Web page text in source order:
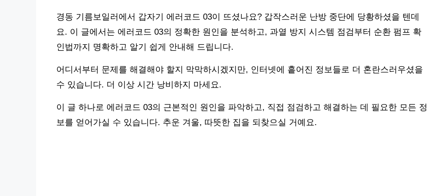
경동 기름보일러에서 갑자기 에러코드 03이 뜨셨나요? 갑작스러운 난방 중단에 당황하셨을 텐데
요. 이 글에서는 에러코드 03의 정확한 원인을 분석하고, 과열 방지 시스템 점검부터 순환 펌프 확
인법까지 명확하고 알기 쉽게 안내해 드립니다.
어디서부터 문제를 해결해야 할지 막막하시겠지만, 인터넷에 흩어진 정보들로 더 혼란스러우셨을
수 있습니다. 더 이상 시간 낭비하지 마세요.
이 글 하나로 에러코드 03의 근본적인 원인을 파악하고, 직접 점검하고 해결하는 데 필요한 모든 정
보를 얻어가실 수 있습니다. 추운 겨울, 따뜻한 집을 되찾으실 거예요.